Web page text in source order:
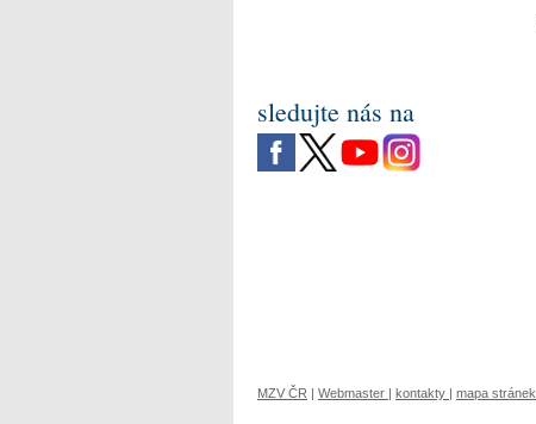
sledujte nás na
MZV ČR | Webmaster | kontakty | mapa stránek